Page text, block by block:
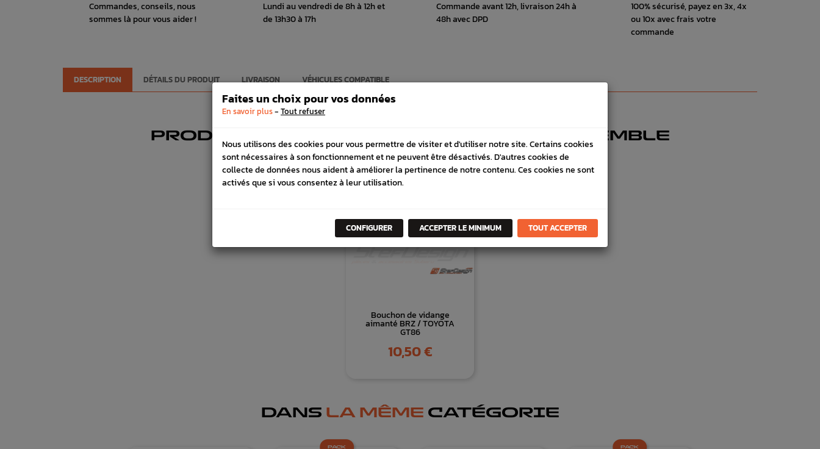
Commandes, conseils, nous
sommes là pour vous aider !
Lundi au vendredi de 8h à 12h et
de 13h30 à 17h
Commande avant 12h, livraison 24h à
48h avec DPD
100% sécurisé, payez en 3x, 4x
ou 10x avec frais votre
commande
DESCRIPTION DÉTAILS DU PRODUIT LIVRAISON VÉHICULES COMPATIBLE
PRODUITS ACHETÉS ENSEMBLE
Bouchon de vidange
aimanté BRZ / TOYOTA
GT86
Prix
10,50 €
DANS LA MÊME CATÉGORIE
PACK PACK
Faites un choix pour vos données
En savoir plus- Tout refuser
Nous utilisons des cookies pour vous permettre de visiter et d'utiliser notre site. Certains cookies
sont nécessaires à son fonctionnement et ne peuvent être désactivés. D'autres cookies de
collecte de données nous aident à améliorer la pertinence de notre contenu. Ces cookies ne sont
activés que si vous consentez à leur utilisation.
CONFIGURER ACCEPTER LE MINIMUM TOUT ACCEPTER